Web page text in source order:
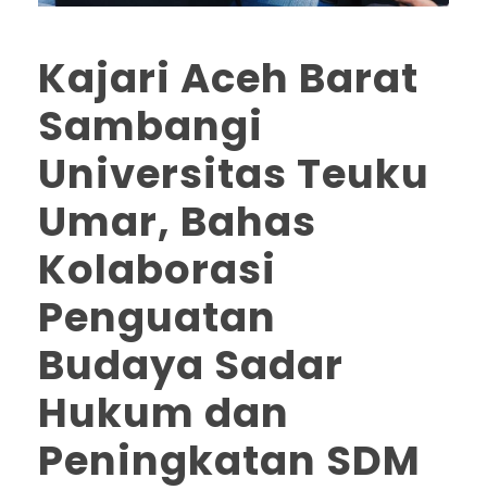
Kajari Aceh Barat
Sambangi
Universitas Teuku
Umar, Bahas
Kolaborasi
Penguatan
Budaya Sadar
Hukum dan
Peningkatan SDM